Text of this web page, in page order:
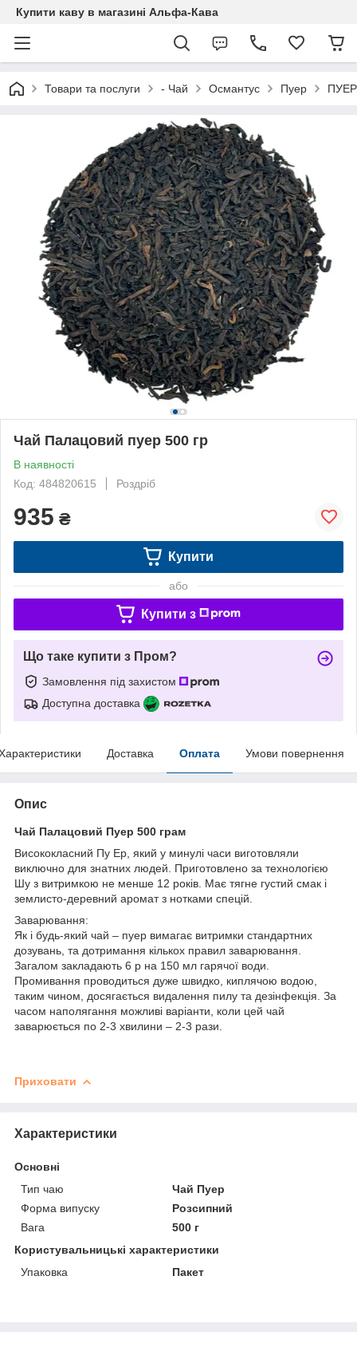
Купити каву в магазині Альфа-Кава
Товари та послуги - Чай Османтус Пуер
Чай Палацовий пуер 500 гр
В наявності
Код: 484820615
Роздріб
935 ₴
Купити
або
Купити з
Що таке купити з Пром?
Замовлення під захистом
Доступна доставка
Доставка Оплата Умови повернення
Опис
Чай Палацовий Пуер 500 грам
Висококласний Пу Ер, який у минулі часи виготовляли
виключно для знатних людей. Приготовлено за технологією
Шу з витримкою не менше 12 років. Має тягне густий смак і
землисто-деревний аромат з нотками спецій.
Заварювання:
Як і будь-який чай – пуер вимагає витримки стандартних
дозувань, та дотримання кількох правил заварювання.
Загалом закладають 6 р на 150 мл гарячої води.
Промивання проводиться дуже швидко, киплячою водою,
таким чином, досягається видалення пилу та дезінфекція. За
часом наполягання можливі варіанти, коли цей чай
заварюється по 2-3 хвилини – 2-3 рази.
Приховати
Характеристики
Основні
Тип чаю
Чай Пуер
Форма випуску
Розсипний
Вага
500 г
Користувальницькі характеристики
Упаковка
Пакет